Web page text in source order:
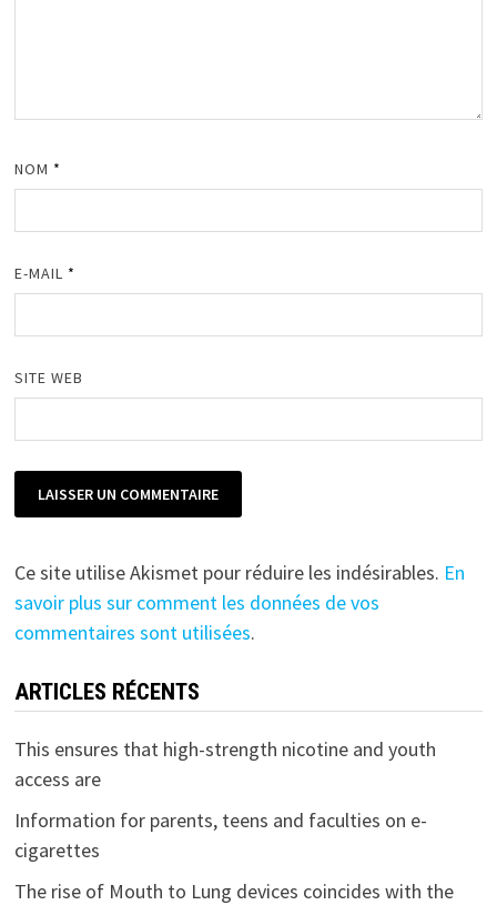
NOM *
E-MAIL *
SITE WEB
Ce site utilise Akismet pour réduire les indésirables. En
savoir plus sur comment les données de vos
commentaires sont utilisées.
ARTICLES RÉCENTS
This ensures that high-strength nicotine and youth
access are
Information for parents, teens and faculties on e-
cigarettes
The rise of Mouth to Lung devices coincides with the